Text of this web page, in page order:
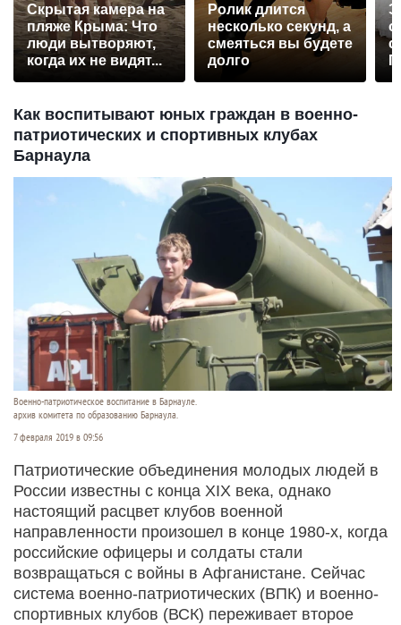
Скрытая камера на
пляже Крыма: Что
люди вытворяют,
когда их не видят...
Ролик длится
несколько секунд, а
смеяться вы будете
долго
Как воспитывают юных граждан в военно-
патриотических и спортивных клубах
Барнаула
Военно-патриотическое воспитание в Барнауле.
архив комитета по образованию Барнаула.
7 февраля 2019 в 09:56
Патриотические объединения молодых людей в
России известны с конца XIX века, однако
настоящий расцвет клубов военной
направленности произошел в конце 1980-х, когда
российские офицеры и солдаты стали
возвращаться с войны в Афганистане. Сейчас
система военно-патриотических (ВПК) и военно-
спортивных клубов (ВСК) переживает второе